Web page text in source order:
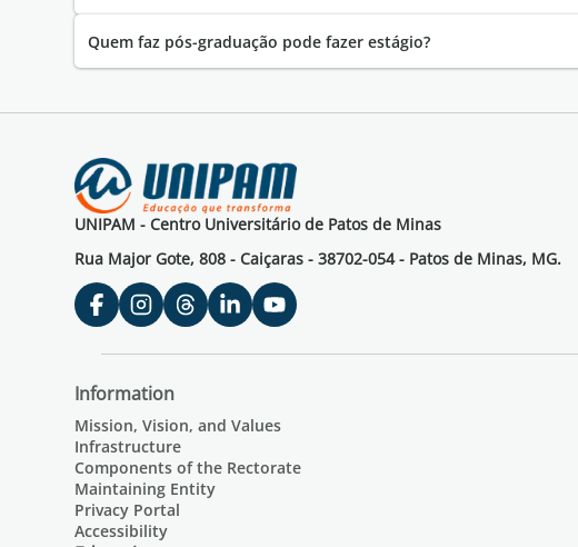
Quem faz pós-graduação pode fazer estágio?
UNIPAM - Centro Universitário de Patos de Minas
Rua Major Gote, 808 - Caiçaras - 38702-054 - Patos de Minas, MG.
Information
Mission, Vision, and Values
Infrastructure
Components of the Rectorate
Maintaining Entity
Privacy Portal
Accessibility